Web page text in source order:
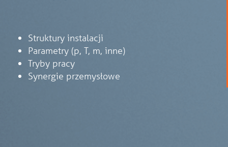
Struktury instalacji
Parametry (p, T, m, inne)
Tryby pracy
Synergie przemysłowe